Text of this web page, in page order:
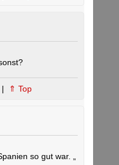
| ⇑ Top
so gut war. „